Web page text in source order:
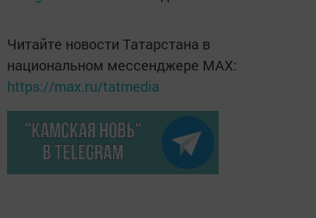
Читайте новости Татарстана в
национальном мессенджере MАХ:
https://max.ru/tatmedia